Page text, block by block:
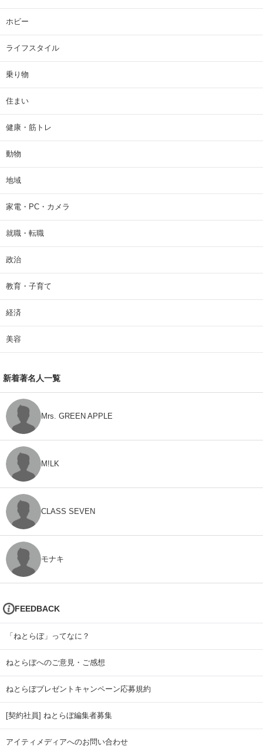
ホビー
ライフスタイル
乗り物
住まい
健康・筋トレ
動物
地域
家電・PC・カメラ
就職・転職
政治
教育・子育て
経済
美容
新着著名人一覧
Mrs. GREEN APPLE
M!LK
CLASS SEVEN
モナキ
FEEDBACK
「ねとらぼ」ってなに？
ねとらぼへのご意見・ご感想
ねとらぼプレゼントキャンペーン応募規約
[契約社員] ねとらぼ編集者募集
アイティメディアへのお問い合わせ